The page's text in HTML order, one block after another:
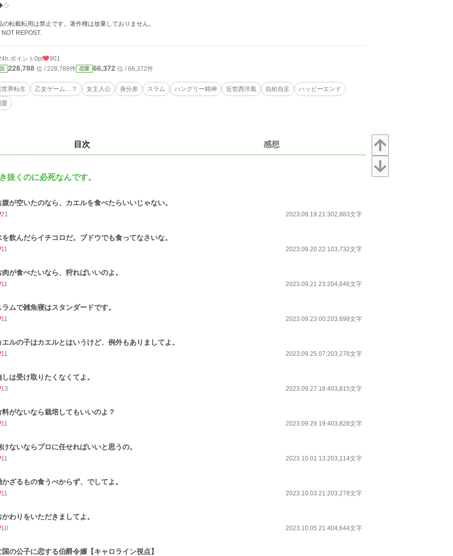
の転載転用は禁止です。著作権は放棄しておりません。
NOT REPOST.
ポイント 0pt 901
228,788 位 / 228,788件 恋愛 66,372 位 / 66,372件
世界転生 乙女ゲーム…？ 女主人公 身分差 スラム ハングリー精神 近世西洋風 自給自足
ハッピーエンド
愛
目次 感想
抜くのに必死なんです。
腹が空いたのなら、カエルを食べたらいいじゃない。
21 2023.09.19 21:302,883文字
を飲んだらイチコロだ。ブドウでも食ってなさいな。
11 2023.09.20 22:103,732文字
肉が食べたいなら、狩ればいいのよ。
11 2023.09.21 23:204,646文字
ラムで雑魚寝はスタンダードです。
11 2023.09.23 00:203,698文字
エルの子はカエルとはいうけど、例外もありましてよ。
11 2023.09.25 07:203,278文字
しは受け取りたくなくてよ。
13 2023.09.27 18:403,815文字
料がないなら栽培してもいいのよ？
11 2023.09.29 19:403,828文字
けないならプロに任せればいいと思うの。
11 2023.10.01 13:203,114文字
かざるもの食うべからず、でしてよ。
11 2023.10.03 21:203,278文字
かわりをいただきましてよ。
10 2023.10.05 21:404,644文字
国の公子に恋する伯爵令嬢【キャロライン視点】